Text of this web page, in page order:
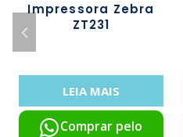
Impressora Zebra
ZT231
LEIA MAIS
Comprar pelo